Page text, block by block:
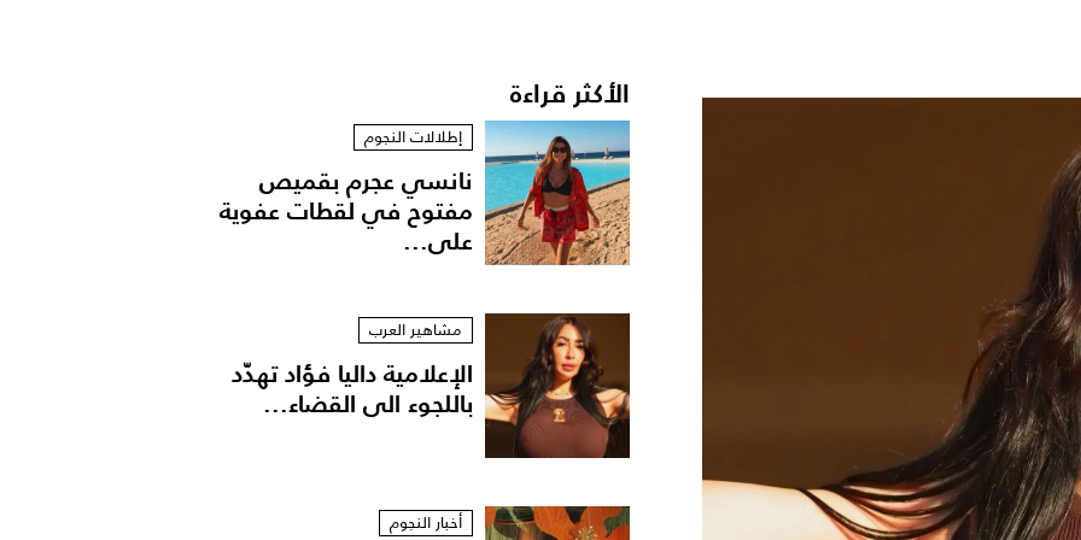
الأكثر قراءة
إطلالات النجوم
نانسي عجرم بقميص
مفتوح في لقطات عفوية
على...
مشاهير العرب
الإعلامية داليا فؤاد تهدّد
باللجوء الى القضاء...
أخبار النجوم